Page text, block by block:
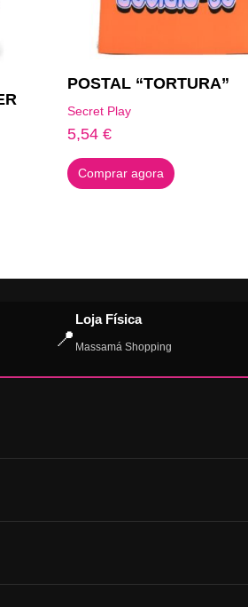
POSTAL “TORTURA”
Secret Play
5,54€
Comprar agora
📍
Loja Física
Massamá Shopping